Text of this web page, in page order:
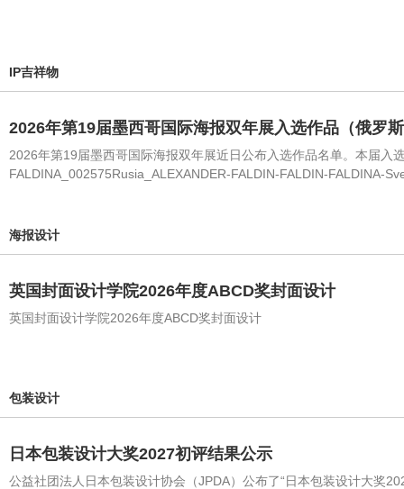
IP吉祥物
2026年第19届墨西哥国际海报双年展入选作品（俄罗
2026年第19届墨西哥国际海报双年展近日公布入选作品名单。本届
FALDINA_002575Rusia_ALEXANDER-FALDIN-FALDIN-FALDINA-
海报设计
英国封面设计学院2026年度ABCD奖封面设计
英国封面设计学院2026年度ABCD奖封面设计
包装设计
日本包装设计大奖2027初评结果公示
公益社团法人日本包装设计协会（JPDA）公布了“日本包装设计大奖